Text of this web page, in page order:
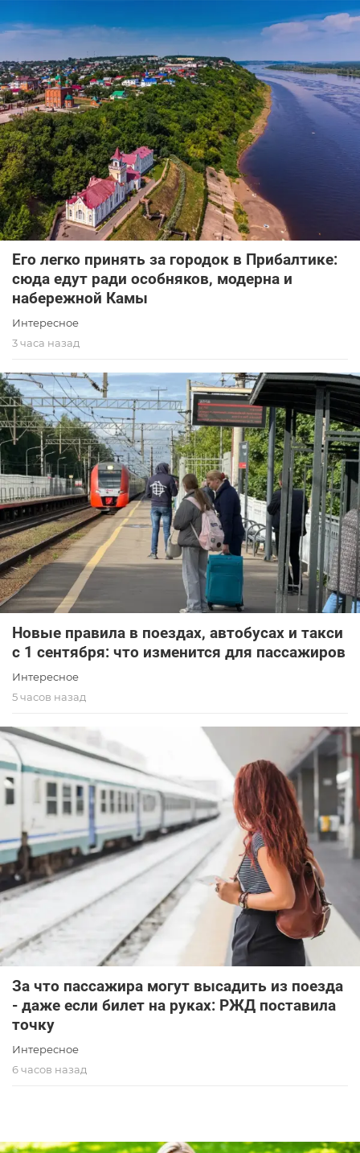
Его легко принять за городок в Прибалтике:
сюда едут ради особняков, модерна и
набережной Камы
Интересное
3 часа назад
Новые правила в поездах, автобусах и такси
с 1 сентября: что изменится для пассажиров
Интересное
5 часов назад
За что пассажира могут высадить из поезда
- даже если билет на руках: РЖД поставила
точку
Интересное
6 часов назад